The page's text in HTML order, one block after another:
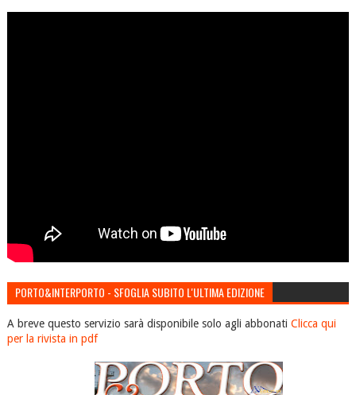
PORTO&INTERPORTO - SFOGLIA SUBITO L'ULTIMA EDIZIONE
A breve questo servizio sarà disponibile solo agli abbonati Clicca qui
per la rivista in pdf